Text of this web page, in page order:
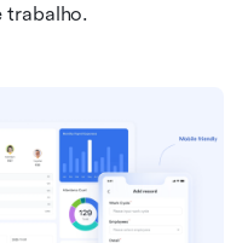
trabalho.